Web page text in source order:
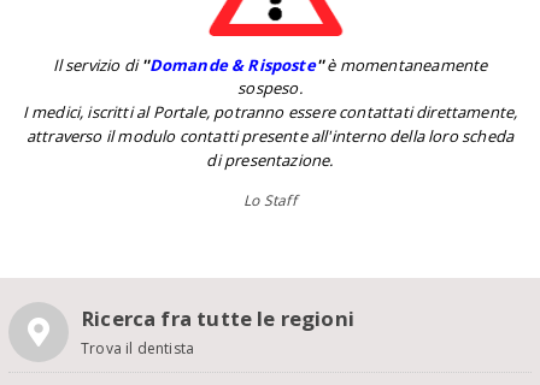
Il servizio di''Domande & Risposte''è momentaneamente
sospeso.
I medici, iscritti al Portale, potranno essere contattati direttamente,
attraverso il modulo contatti presente all'interno della loro scheda
di presentazione.
Lo Staff
Ricerca fra tutte le regioni
Trova il dentista